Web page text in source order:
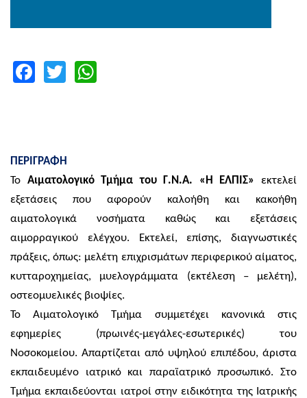
Facebook
Twitter
ΠΕΡΙΓΡΑΦΗ
Το Αιματολογικό Τμήμα του Γ.Ν.Α. «Η ΕΛΠΙΣ» εκτελεί
εξετάσεις που αφορούν καλοήθη και κακοήθη
αιματολογικά νοσήματα καθώς και εξετάσεις
αιμορραγικού ελέγχου. Εκτελεί, επίσης, διαγνωστικές
πράξεις, όπως: μελέτη επιχρισμάτων περιφερικού αίματος,
κυτταροχημείας, μυελογράμματα (εκτέλεση – μελέτη),
οστεομυελικές βιοψίες.
Το Αιματολογικό Τμήμα συμμετέχει κανονικά στις
εφημερίες (πρωινές-μεγάλες-εσωτερικές) του
Νοσοκομείου. Απαρτίζεται από υψηλού επιπέδου, άριστα
εκπαιδευμένο ιατρικό και παραϊατρικό προσωπικό. Στο
Τμήμα εκπαιδεύονται ιατροί στην ειδικότητα της Ιατρικής